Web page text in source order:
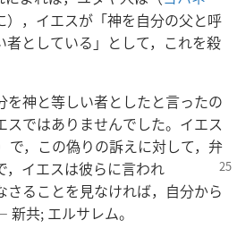
），イエスが「神を自分の父と呼
者としている」として，これを殺
を神と等しい者としたと言ったの
スではありませんでした。イエス
で，この偽りの訴えに対して，弁
，イエスは彼らに言われ
ることを見なければ，自分から
共; エルサレム。